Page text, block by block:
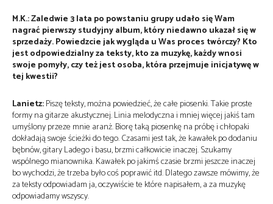
M.K.: Zaledwie 3 lata po powstaniu grupy udało się Wam
nagrać pierwszy studyjny album, który niedawno ukazał się w
sprzedaży. Powiedzcie jak wygląda u Was proces twórczy? Kto
jest odpowiedzialny za teksty, kto za muzykę, każdy wnosi
swoje pomyły, czy też jest osoba, która przejmuje inicjatywę w
tej kwestii?
Lanietz:Piszę teksty, można powiedzieć, że całe piosenki. Takie proste
formy na gitarze akustycznej. Linia melodyczna i mniej więcej jakiś tam
umyślony przeze mnie aranż. Biorę taką piosenkę na próbę i chłopaki
dokładają swoje ścieżki do tego. Czasami jest tak, że kawałek po dodaniu
bębnów, gitary Ladego i basu, brzmi całkowicie inaczej. Szukamy
wspólnego mianownika. Kawałek po jakimś czasie brzmi jeszcze inaczej
bo wychodzi, że trzeba było coś poprawić itd. Dlatego zawsze mówimy, że
za teksty odpowiadam ja, oczywiście te które napisałem, a za muzykę
odpowiadamy wszyscy.